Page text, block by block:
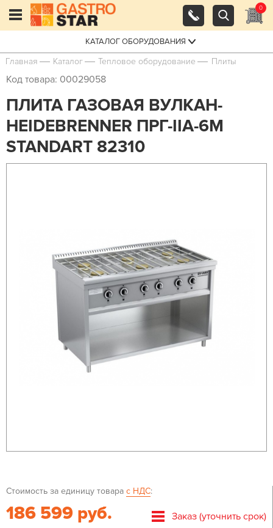
0
КАТАЛОГ ОБОРУДОВАНИЯ
Главная Каталог Тепловое оборудование Плиты
Код товара: 00029058
ПЛИТА ГАЗОВАЯ ВУЛКАН-
HEIDEBRENNER ПРГ-IIA-6М
STANDART 82310
Стоимость за единицу товара с НДС:
186 599 руб. Заказ (уточнить срок)